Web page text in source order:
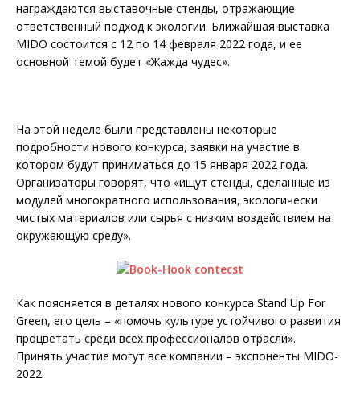
награждаются выставочные стенды, отражающие
ответственный подход к экологии. Ближайшая выставка
MIDO состоится с 12 по 14 февраля 2022 года, и ее
основной темой будет «Жажда чудес».
На этой неделе были представлены некоторые
подробности нового конкурса, заявки на участие в
котором будут приниматься до 15 января 2022 года.
Организаторы говорят, что «ищут стенды, сделанные из
модулей многократного использования, экологически
чистых материалов или сырья с низким воздействием на
окружающую среду».
Как поясняется в деталях нового конкурса Stand Up For
Green, его цель – «помочь культуре устойчивого развития
процветать среди всех профессионалов отрасли».
Принять участие могут все компании – экспоненты MIDO-
2022.